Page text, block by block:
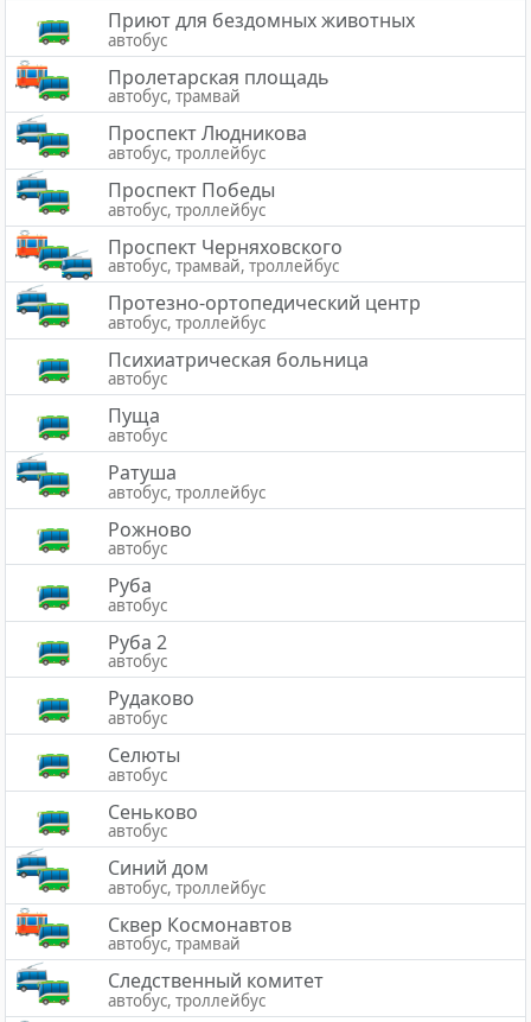
Приют для бездомных животных
автобус
Пролетарская площадь
автобус, трамвай
Проспект Людникова
автобус, троллейбус
Проспект Победы
автобус, троллейбус
Проспект Черняховского
автобус, трамвай, троллейбус
Протезно-ортопедический центр
автобус, троллейбус
Психиатрическая больница
автобус
Пуща
автобус
Ратуша
автобус, троллейбус
Рожново
автобус
Руба
автобус
Руба 2
автобус
Рудаково
автобус
Селюты
автобус
Сеньково
автобус
Синий дом
автобус, троллейбус
Сквер Космонавтов
автобус, трамвай
Следственный комитет
автобус, троллейбус